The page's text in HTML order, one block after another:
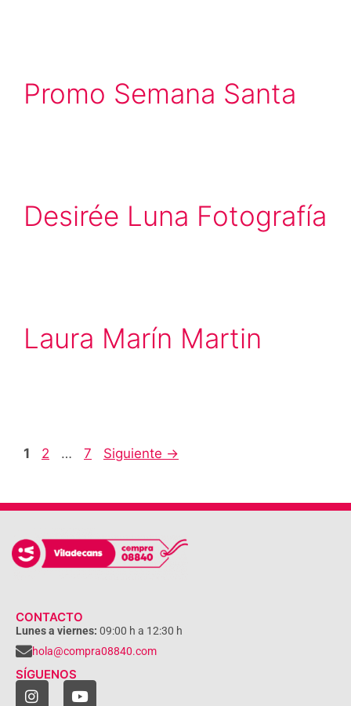
Promo Semana Santa
Desirée Luna Fotografía
Laura Marín Martin
1 2 … 7 Siguiente →
CONTACTO
Lunes a viernes: 09:00 h a 12:30 h
hola@compra08840.com
SÍGUENOS